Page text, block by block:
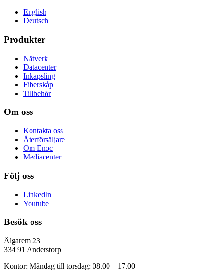
English
Deutsch
Produkter
Nätverk
Datacenter
Inkapsling
Fiberskåp
Tillbehör
Om oss
Kontakta oss
Återförsäljare
Om Enoc
Mediacenter
Följ oss
LinkedIn
Youtube
Besök oss
Älgarem 23
334 91 Anderstorp
Kontor: Måndag till torsdag: 08.00 – 17.00